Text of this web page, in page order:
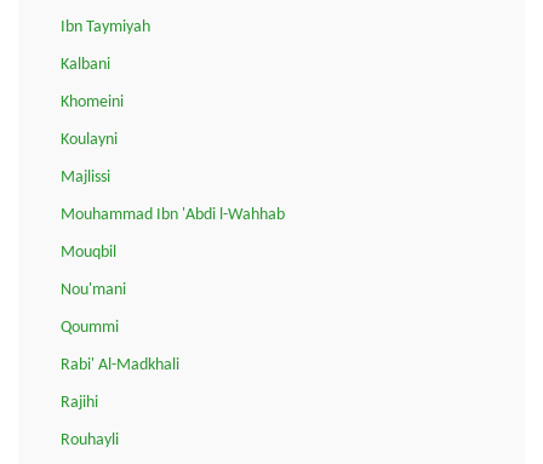
Ibn Taymiyah
Kalbani
Khomeini
Koulayni
Majlissi
Mouhammad Ibn 'Abdi l-Wahhab
Mouqbil
Nou'mani
Qoummi
Rabi' Al-Madkhali
Rajihi
Rouhayli